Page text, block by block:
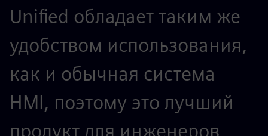
Unified обладает таким же
удобством использования,
как и обычная система
HMI, поэтому это лучший
продукт для инженеров,